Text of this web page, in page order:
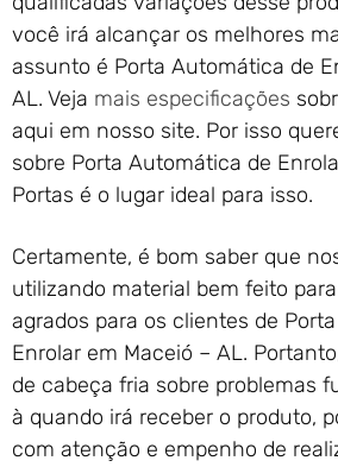
RJ
você irá alcançar os melhores
assunto é Porta Automática de
AL. Veja mais especificações
aqui em nosso site. Por isso
sobre Porta Automática de
Portas é o lugar ideal para isso.
Certamente, é bom saber que
utilizando material bem feito
agrados para os clientes de
Enrolar em Maceió – AL.
de cabeça fria sobre problemas
à quando irá receber o produto,
com atenção e empenho de